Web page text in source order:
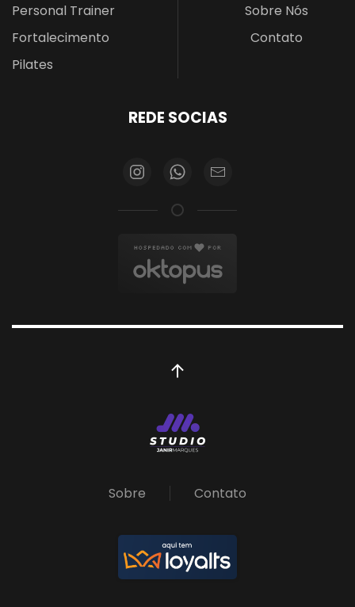
Personal Trainer
Fortalecimento
Pilates
Sobre Nós
Contato
REDE SOCIAS
Sobre Contato